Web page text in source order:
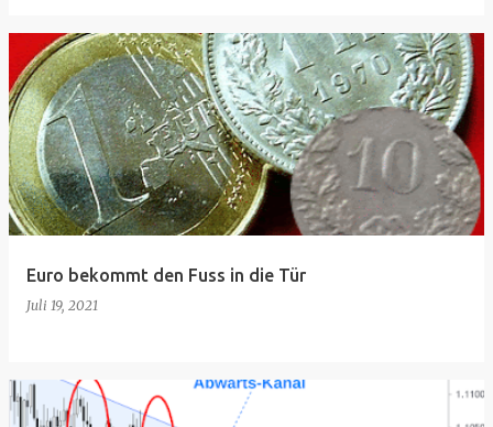
Euro bekommt den Fuss in die Tür
Juli 19, 2021